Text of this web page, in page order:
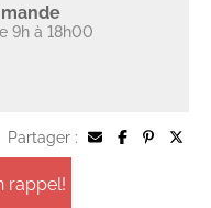
9h à 18h00
Partager :
rappel!